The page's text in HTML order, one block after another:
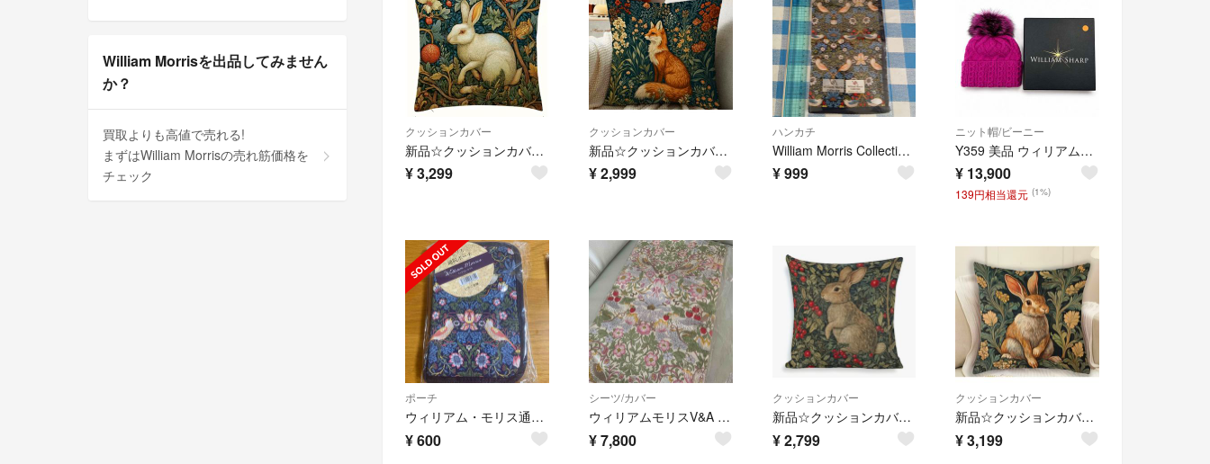
クッションカバー
新品☆クッションカバー☆１点 ☆ウィリアムモリス☆白いうさぎ☆美しいデザイン☆
¥3,299
クッションカバー
新品☆クッションカバー☆１点 ☆ウィリアムモリス☆片面柄☆キツネ×花柄☆美しい☆
¥2,999
ハンカチ
William Morris Collection モリス いちご泥棒 ハンカチ
¥999
ニット帽/ビーニー
Y359 美品 ウィリアムシャープ カシミヤ100% 上品 ニット帽 レディース
¥ 13,900
139円相当還元 (1%)
ポーチ
ウィリアム・モリス通院ポーチ
¥600
シーツ/カバー
ウィリアムモリスV&A 掛け布団カバー シングル いちご泥棒150×210cm
¥7,800
クッションカバー
新品☆クッションカバー☆１点 ☆片面柄☆ウィリアムモリス☆ウサギ×赤い実☆可愛い
¥2,799
クッションカバー
新品☆クッションカバー☆１点 ☆ウィリアムモリス☆ウサギ×花☆可愛い☆素敵☆
¥3,199
William Morrisを出品してみません
か？
買取よりも高値で売れる!
まずはWilliam Morrisの売れ筋価格を
チェック